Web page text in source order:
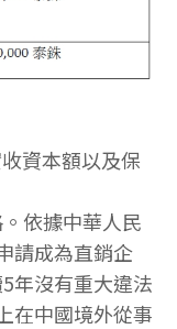
資本額以及保
依據中華人民
請成為直銷企
年沒有重大違法
在中國境外從事